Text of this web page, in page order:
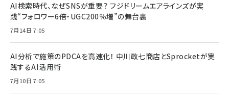
AI検索時代、なぜSNSが重要？ フジドリームエアラインズが実
践“フォロワー6倍・UGC200％増”の舞台裏
7月14日 7:05
AI分析で施策のPDCAを高速化！ 中川政七商店とSprocketが実
践するAI活用術
7月10日 7:05